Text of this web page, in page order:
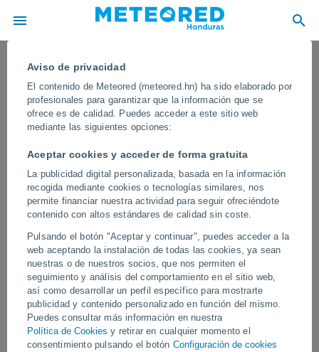
Aviso de privacidad
El contenido de Meteored (meteored.hn) ha sido elaborado por
profesionales para garantizar que la información que se
ofrece es de calidad. Puedes acceder a este sitio web
mediante las siguientes opciones:
Aceptar cookies y acceder de forma gratuita
La publicidad digital personalizada, basada en la información
recogida mediante cookies o tecnologías similares, nos
permite financiar nuestra actividad para seguir ofreciéndote
contenido con altos estándares de calidad sin coste.
Pulsando el botón "Aceptar y continuar", puedes acceder a la
web aceptando la instalación de todas las cookies, ya sean
nuestras o de nuestros socios, que nos permiten el
seguimiento y análisis del comportamiento en el sitio web,
así como desarrollar un perfil específico para mostrarte
publicidad y contenido personalizado en función del mismo.
Puedes consultar más información en nuestra
Política de Cookies y retirar en cualquier momento el
consentimiento pulsando el botón Configuración de cookies
Las lluvias torrenciales provocan
inundaciones catastróficas en
Samsun, Turquía
Los equipos de emergencia trabajan en toda la región mientras las
calles continúan inundadas y el transporte se encuentra
gravemente afectado. Las autoridades pidieron a los residentes
permanecer en sus hogares debido a las intensas lluvias y las
peligrosas condiciones.